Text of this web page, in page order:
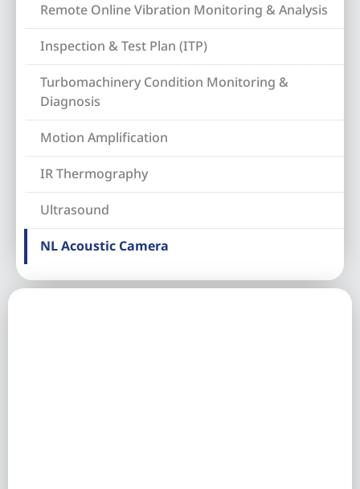
Remote Online Vibration Monitoring & Analysis
Inspection & Test Plan (ITP)
Turbomachinery Condition Monitoring &
Diagnosis
Motion Amplification
IR Thermography
Ultrasound
NL Acoustic Camera